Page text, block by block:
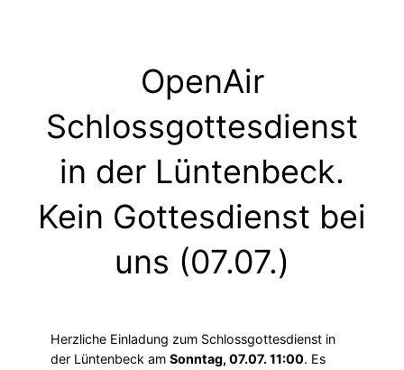
OpenAir
Schlossgottesdienst
in der Lüntenbeck.
Kein Gottesdienst bei
uns (07.07.)
Herzliche Einladung zum Schlossgottesdienst in
der Lüntenbeck am Sonntag, 07.07. 11:00. Es